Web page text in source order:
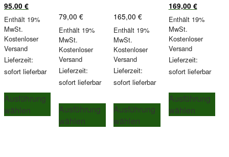
war:
119,00 €
95,00 €Aktueller
Preis
95,00 €.
Enthält 19%
MwSt.
Kostenloser
Versand
Lieferzeit:
sofort lieferbar
Ausführung
wählen
Dieses
Produkt
weist
mehrere
79,00€
Enthält 19%
MwSt.
Kostenloser
Versand
Lieferzeit:
sofort lieferbar
Ausführung
wählen
Dieses
Produkt
weist
165,00€
Enthält 19%
MwSt.
Kostenloser
Versand
Lieferzeit:
sofort lieferbar
Ausführung
wählen
Dieses
Produkt
weist
Preis
war:
169,00 €Aktueller
Preis
169,00 €.
Enthält 19%
MwSt.
Kostenloser
Versand
Lieferzeit:
sofort lieferbar
Ausführung
wählen